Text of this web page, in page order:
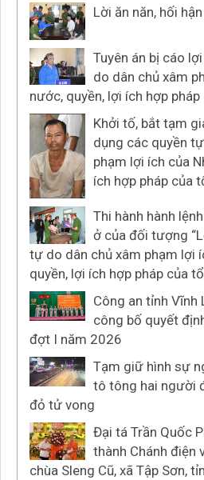
Lời ăn năn, hối
Tuyên án bị cáo
do dân chủ xâm
nước, quyền, lợi ích hợp
Khởi tố, bắt tạm
dụng các quyền
phạm lợi ích của
ích hợp pháp của
Thi hành hành
ở của đối tượng
tự do dân chủ xâm phạm lợi
quyền, lợi ích hợp pháp của
Công an tỉnh
công bố quyết
đợt I năm 2026
Tạm giữ hình sự
tô tông hai người
đỏ tử vong
Đại tá Trần Quốc
thành Chánh điện
chùa Sleng Cũ, xã Tập Sơn,